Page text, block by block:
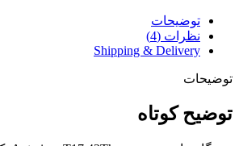
توضیحات
نظرات (4)
Shipping & Delivery
توضیحات
توضیح کوتاه